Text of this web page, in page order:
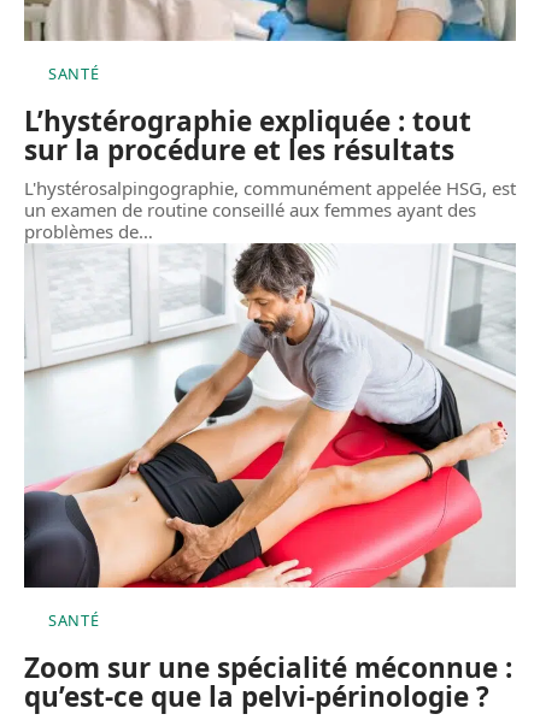
SANTÉ
L’hystérographie expliquée : tout
sur la procédure et les résultats
L'hystérosalpingographie, communément appelée HSG, est
un examen de routine conseillé aux femmes ayant des
problèmes de…
SANTÉ
Zoom sur une spécialité méconnue :
qu’est-ce que la pelvi-périnologie ?